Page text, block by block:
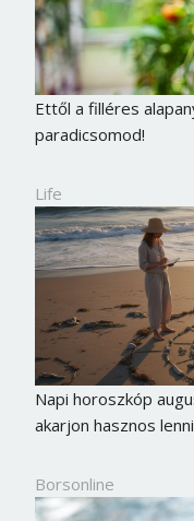
Ettől a filléres
paradicsomod!
Life
Napi horoszkóp
akarjon hasznos
Borsonline